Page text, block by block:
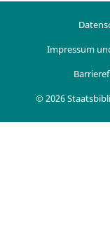
Impressum
© 2026